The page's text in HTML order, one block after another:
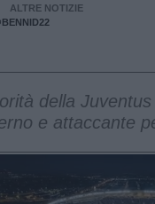
ALTRE NOTIZIE
della
e attaccante